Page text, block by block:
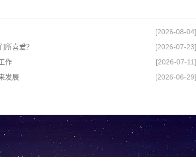
[2026-08-04]
所喜爱？
[2026-07-23]
作
[2026-07-11]
发展
[2026-06-29]